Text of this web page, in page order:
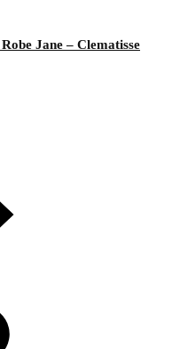
Jane – Clematisse